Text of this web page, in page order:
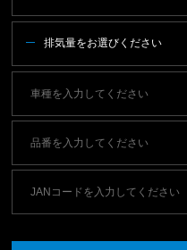
排気量をお選びください